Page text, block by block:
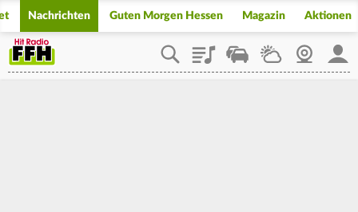
Nachrichten Guten Morgen Hessen Magazin Aktionen
PlaylistStaupilotWetterWebcam